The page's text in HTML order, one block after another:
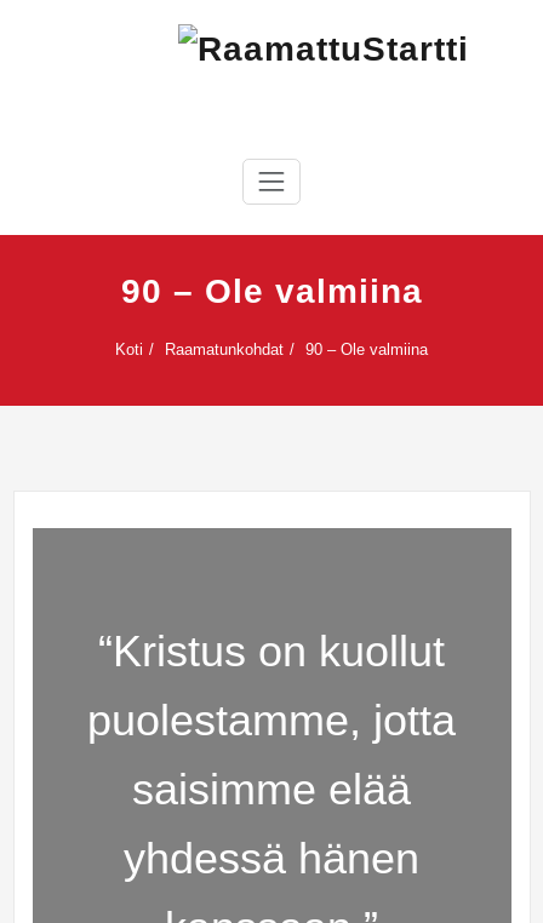
RaamattuStartti
90 – Ole valmiina
Koti Raamatunkohdat 90 – Ole valmiina
“Kristus on kuollut
puolestamme, jotta
saisimme elää
yhdessä hänen